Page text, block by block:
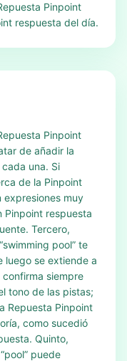
Pinpoint
respuesta del día.
Pinpoint
de añadir la
una. Si
de la Pinpoint
expresiones muy
Pinpoint respuesta
Tercero,
pool” te
luego se extiende a
confirma siempre
tono de las pistas;
Repuesta Pinpoint
como sucedió
Quinto,
puede